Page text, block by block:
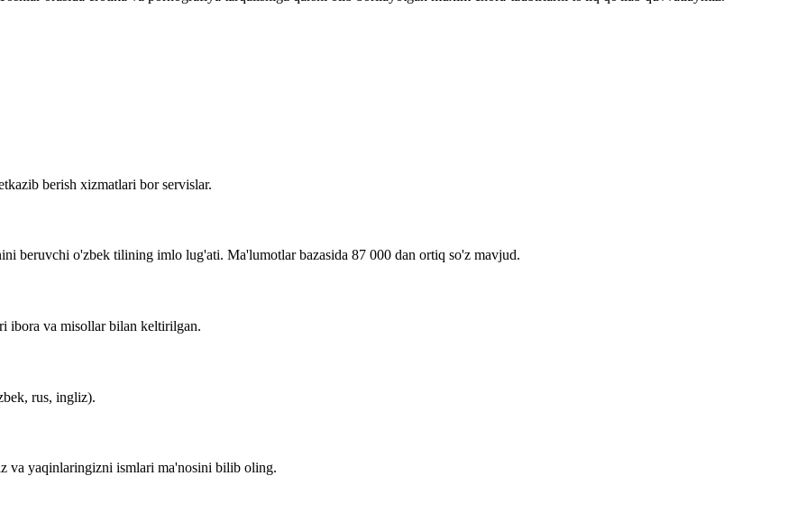
berish xizmatlari bor servislar.
beruvchi o'zbek tilining imlo lug'ati. Ma'lumotlar bazasida 87 000 dan ortiq so'z mavjud.
ibora va misollar bilan keltirilgan.
rus, ingliz).
va yaqinlaringizni ismlari ma'nosini bilib oling.